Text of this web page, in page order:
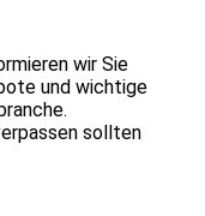
wir Sie
und wichtige
sollten